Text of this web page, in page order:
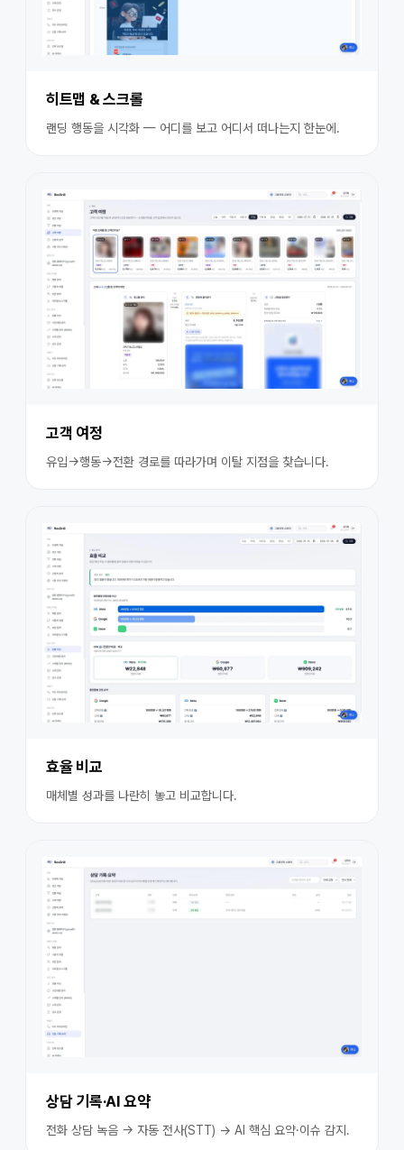
히트맵 & 스크롤
랜딩 행동을 시각화 — 어디를 보고 어디서 떠나는지 한눈에.
고객 여정
유입→행동→전환 경로를 따라가며 이탈 지점을 찾습니다.
효율 비교
매체별 성과를 나란히 놓고 비교합니다.
상담 기록·AI 요약
전화 상담 녹음 → 자동 전사(STT) → AI 핵심 요약·이슈 감지.